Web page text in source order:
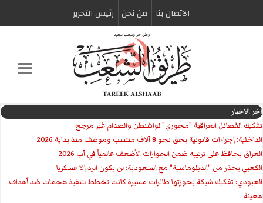
الاتصال بنا من نحن رئیس التحریر
اخر الاخبار
تفكيك الفصائل العراقية "محوري" لواشنطن والصدام غير مرجح
الداخلية: إجراءات قانونية بحق نحو 8 آلاف منتسب وموظف منذ بداية 2026
العراق يحافظ على ترتيبه ضمن الجوازات الأضعف عالمياً في آب 2026
الكعبي يحذر من "الدبلوماسية" مع السعودية: لن يكون الرد إلا عسكريا
العبودي: تفكيك شبكة بحوزتها طائرات مسيرة كانت تخطط لتنفيذ هجمات ضد أهداف
معينة